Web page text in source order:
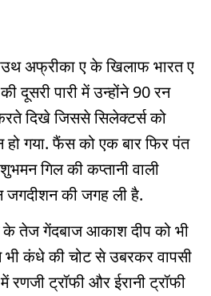
अफ्रीका ए के खिलाफ भारत ए
दूसरी पारी में उन्होंने 90 रन
दिखे जिससे सिलेक्टर्स को
गया. फैंस को एक बार फिर पंत
गिल की कप्तानी वाली
जगदीशन की जगह ली है.
के तेज गेंदबाज आकाश दीप को भी
भी कंधे की चोट से उबरकर वापसी
ट्रॉफी और ईरानी ट्रॉफी